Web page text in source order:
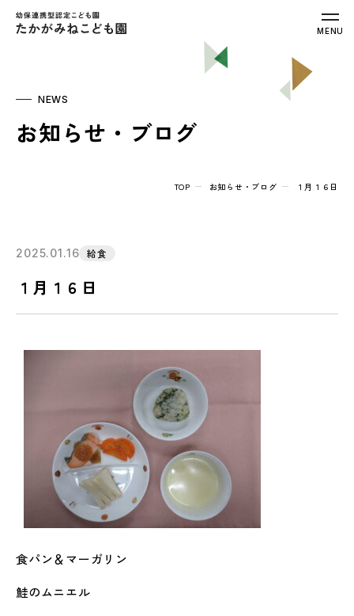
幼保連携型認定こども園 たかがみねこ
MENU
NEWS
お知らせ・ブログ
TOP お知らせ・ブログ １月１６日
2025.01.16 給食
１月１６日
食パン＆マーガリン
鮭のムニエル